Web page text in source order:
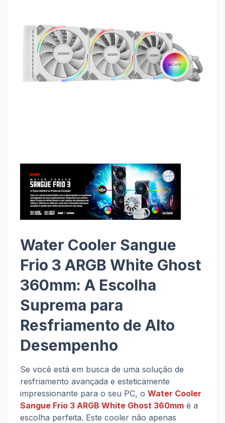
Water Cooler Sangue
Frio 3 ARGB White Ghost
360mm: A Escolha
Suprema para
Resfriamento de Alto
Desempenho
Se você está em busca de uma solução de
resfriamento avançada e esteticamente
impressionante para o seu PC, o Water Cooler
Sangue Frio 3 ARGB White Ghost 360mm é a
escolha perfeita. Este cooler não apenas